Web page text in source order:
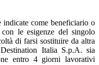
come beneficiario o
le esigenze del singolo
di farsi sostituire da altra
Italia S.p.A. sia
entro 4 giorni lavorativi